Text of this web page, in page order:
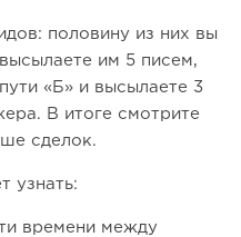
половину из них вы
им 5 писем,
«Б» и высылаете 3
В итоге смотрите
сделок.
узнать:
времени между